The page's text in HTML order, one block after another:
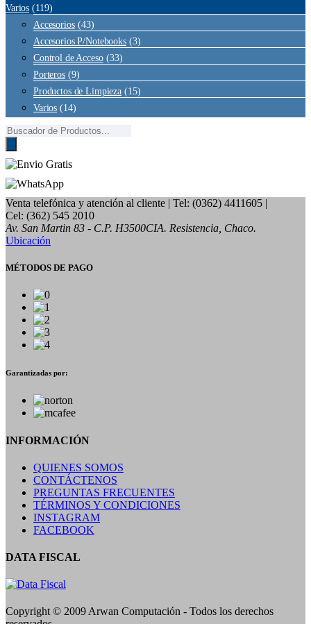
Varios (119)
Accesorios (43)
Accesorios P/Notebooks (3)
Control de Acceso (33)
Porteros (9)
Productos de Limpieza (15)
Varios (14)
Búsqueda
de
productos
Venta telefónica y atención al cliente | Tel: (0362) 4411605 |
Cel: (362) 545 2010
Av. San Martin 83 - C.P. H3500CIA. Resistencia, Chaco.
Ubicación
MÉTODOS DE PAGO
Garantizadas por:
INFORMACIÓN
QUIENES SOMOS
CONTÁCTENOS
PREGUNTAS FRECUENTES
TÉRMINOS Y CONDICIONES
INSTAGRAM
FACEBOOK
DATA FISCAL
Copyright © 2009 Arwan Computación - Todos los derechos